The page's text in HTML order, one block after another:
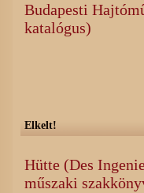
Budapesti
katalógus)
Elkelt!
Hütte (Des
műszaki